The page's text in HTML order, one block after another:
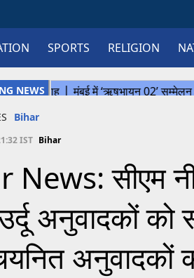
SPORTS RELIGION
Bihar
IST Bihar
News: सीएम
अनुवादकों को
अनुवादकों